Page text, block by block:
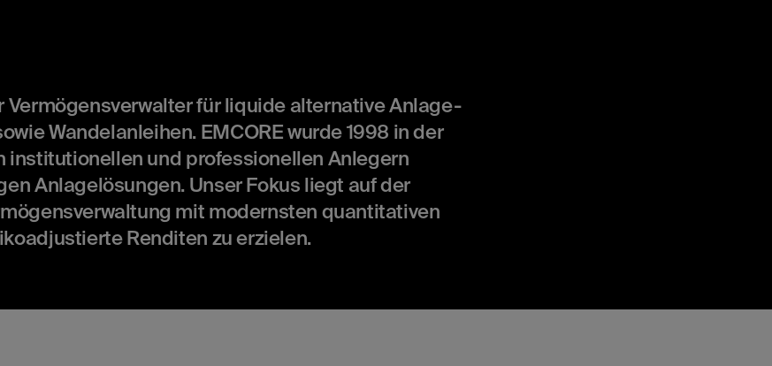
Vermögensverwalter für liquide alternative Anlage-
Wandelanleihen. EMCORE wurde 1998 in der
institutionellen und professionellen Anlegern
Anlagelösungen. Unser Fokus liegt auf der
mit modernsten quantitativen
Renditen zu erzielen.